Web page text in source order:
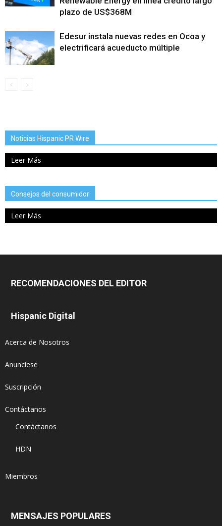
plazo de US$368M
Edesur instala nuevas redes en Ocoa y
electrificará acueducto múltiple
Noticias Hispanic PR Wire
Leer Más
Consejos del consumidor
Leer Más
RECOMENDACIONES DEL EDITOR
Hispanic Digital
Acerca de Nosotros
Anunciese
Suscripción
Contáctanos
Contáctanos
HDN
Miembros
MENSAJES POPULARES